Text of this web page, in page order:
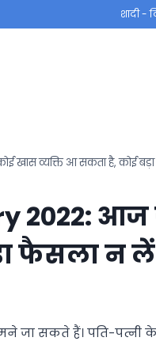
शादी -
खास व्यक्ति आ सकता है, कोई
2022:
फैसला न लें
जा सकते हैं। पति-पत्नी